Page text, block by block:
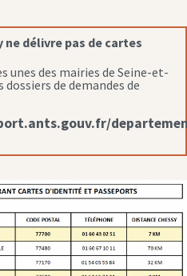
ne délivre pas de cartes
unes des mairies de Seine-et-
de demandes de